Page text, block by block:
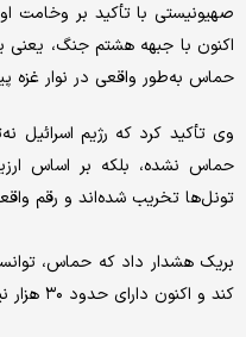
صهیونیستی با تأکید بر وخامت
اکنون با جبهه هشتم جنگ،
حماس به‌طور واقعی در نوار غزه
وی تأکید کرد که رژیم اسرائیل
تونل‌ها تخریب شده‌اند و رقم واقعی،
بریک هشدار داد که حماس،
کند و اکنون دارای حدود ۳۰ هزار نیروی رزمی است.